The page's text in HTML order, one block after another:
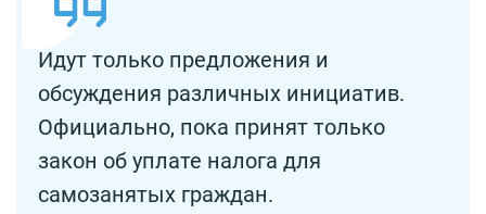
Идут только предложения и
обсуждения различных инициатив.
Официально, пока принят только
закон об уплате налога для
самозанятых граждан.